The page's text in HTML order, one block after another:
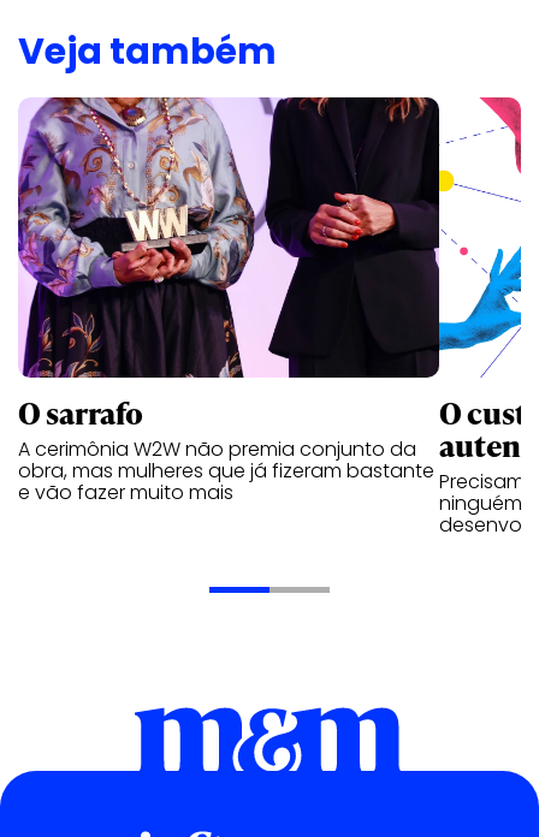
Veja também
O sarrafo
A cerimônia W2W não premia conjunto da
obra, mas mulheres que já fizeram bastante
e vão fazer muito mais
O
ninguém